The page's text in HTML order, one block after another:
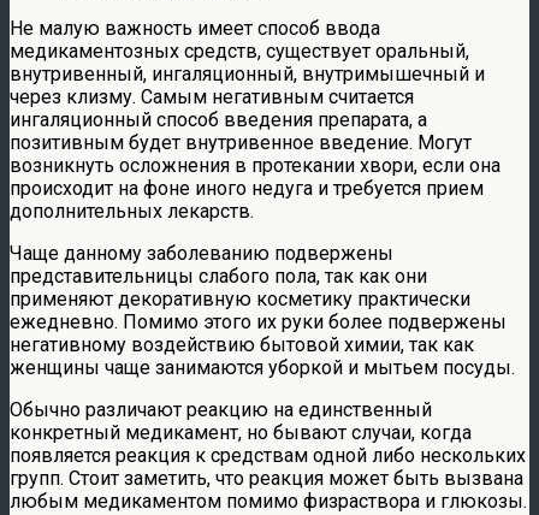
Не малую важность имеет способ ввода
медикаментозных средств, существует оральный,
внутривенный, ингаляционный, внутримышечный и
через клизму. Самым негативным считается
ингаляционный способ введения препарата, а
позитивным будет внутривенное введение. Могут
возникнуть осложнения в протекании хвори, если она
происходит на фоне иного недуга и требуется прием
дополнительных лекарств.
Чаще данному заболеванию подвержены
представительницы слабого пола, так как они
применяют декоративную косметику практически
ежедневно. Помимо этого их руки более подвержены
негативному воздействию бытовой химии, так как
женщины чаще занимаются уборкой и мытьем посуды.
Обычно различают реакцию на единственный
конкретный медикамент, но бывают случаи, когда
появляется реакция к средствам одной либо нескольких
групп. Стоит заметить, что реакция может быть вызвана
любым медикаментом помимо физраствора и глюкозы.